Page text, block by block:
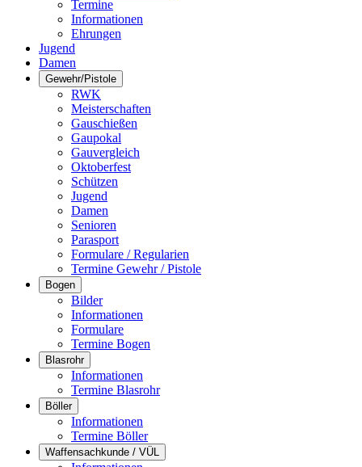
Termine
Informationen
Ehrungen
Jugend
Damen
Gewehr/Pistole
RWK
Meisterschaften
Gauschießen
Gaupokal
Gauvergleich
Oktoberfest
Schützen
Jugend
Damen
Senioren
Parasport
Formulare / Regularien
Termine Gewehr / Pistole
Bogen
Bilder
Informationen
Formulare
Termine Bogen
Blasrohr
Informationen
Termine Blasrohr
Böller
Informationen
Termine Böller
Waffensachkunde / VÜL